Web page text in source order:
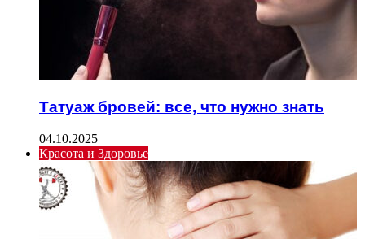
Татуаж бровей: все, что нужно знать
04.10.2025
Красота и Здоровье